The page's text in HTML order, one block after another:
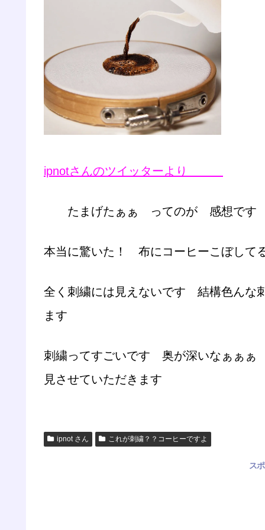
ipnotさんのツイッターより
たまげたぁぁ ってのが 感想です
本当に驚いた！ 布にコーヒーこぼして
全く刺繍には見えないです 結構色んな
ます
刺繍ってすごいです 奥が深いなぁぁ
見させていただきます
ipnot さん これが刺繍？？コーヒーですよ
ス